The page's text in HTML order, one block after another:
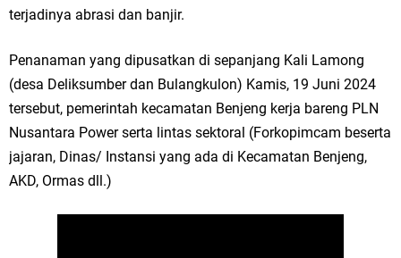
yang Terus Istiqomah
Ketua DPD Golkar Gresik Wongso Negoro Sambut Tahun Baru Islam
1448 H dengan Doa Kedamaian
Wakil Ketua DPRD Gresik Mujid Riduan Sampaikan Doa dan Harapan di
Tahun Baru Islam 1448 H
terjadinya abrasi dan banjir.
Penanaman yang dipusatkan di sepanjang Kali Lamong
(desa Deliksumber dan Bulangkulon) Kamis, 19 Juni 2024
tersebut, pemerintah kecamatan Benjeng kerja bareng PLN
Nusantara Power serta lintas sektoral (Forkopimcam beserta
jajaran, Dinas/ Instansi yang ada di Kecamatan Benjeng,
AKD, Ormas dll.)